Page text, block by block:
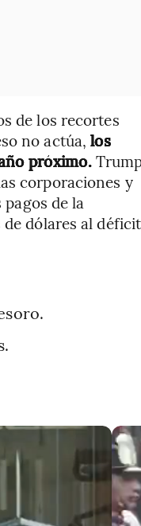
de los recortes
no actúa, los
próximo.
corporaciones y
de la
dólares al